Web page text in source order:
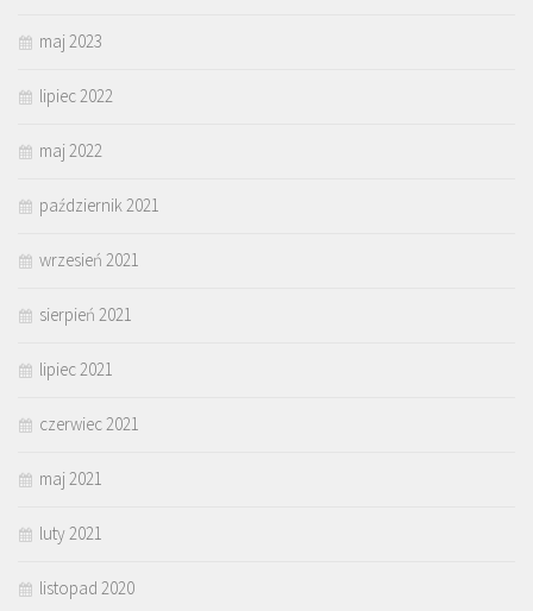
maj 2023
lipiec 2022
maj 2022
październik 2021
wrzesień 2021
sierpień 2021
lipiec 2021
czerwiec 2021
maj 2021
luty 2021
listopad 2020